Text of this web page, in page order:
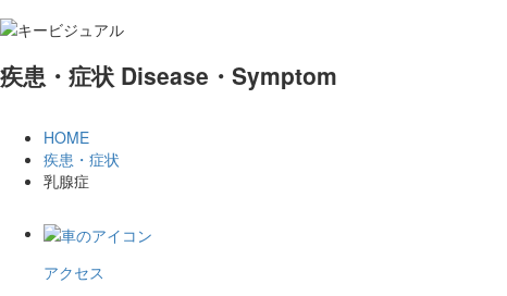
疾患・症状 Disease・Symptom
HOME
疾患・症状
乳腺症
アクセス